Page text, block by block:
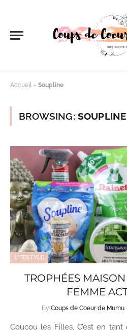
Accueil » Soupline
BROWSING: SOUPLINE
LIFESTYLE
TROPHÉES
FEMME
By Coups de Coeur de Mumu
Coucou les Filles, C’est en